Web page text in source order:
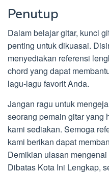
Penutup
Dalam belajar gitar, kunci
penting untuk dikuasai.
menyediakan referensi
chord yang dapat
lagu-lagu favorit Anda.
Jangan ragu untuk
seorang pemain gitar yang
kami sediakan. Semoga
kami berikan dapat
Demikian ulasan
Dibatas Kota Ini Lengkap,